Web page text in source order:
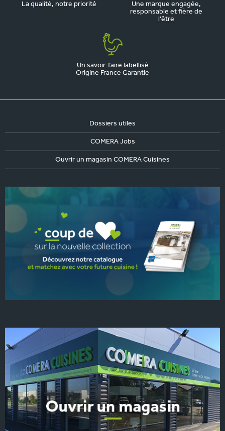
La qualité, notre priorité
Une marque engagée,
responsable et fière de
l'être
Un savoir-faire labellisé
Origine France Garantie
Dossiers utiles
COMERA Jobs
Ouvrir un magasin COMERA Cuisines